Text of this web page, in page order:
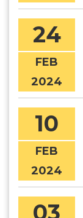
24
FEB
2024
10
FEB
2024
03